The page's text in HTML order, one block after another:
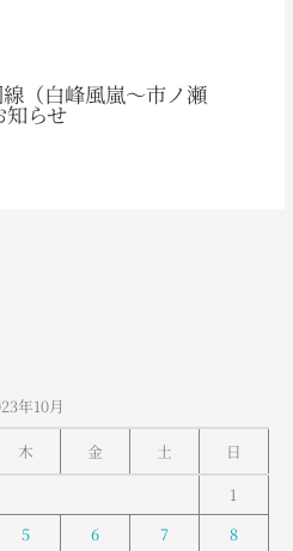
（白峰風嵐～市ノ瀬
知らせ
年10月
木 金 土
日
1
5 6 7
8